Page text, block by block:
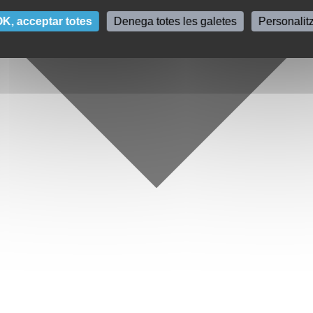
acceptar totes Denega totes les galetes